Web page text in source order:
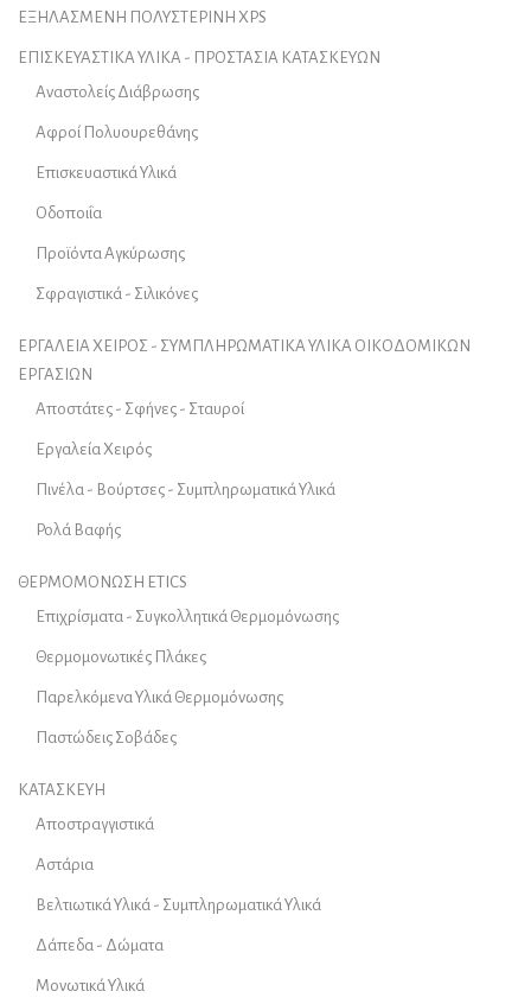
ΕΞΗΛΑΣΜΕΝΗ ΠΟΛΥΣΤΕΡΙΝΗ XPS
ΕΠΙΣΚΕΥΑΣΤΙΚΑ ΥΛΙΚΑ - ΠΡΟΣΤΑΣΙΑ ΚΑΤΑΣΚΕΥΩΝ
Αναστολείς Διάβρωσης
Αφροί Πολυουρεθάνης
Επισκευαστικά Υλικά
Οδοποιΐα
Προϊόντα Αγκύρωσης
Σφραγιστικά - Σιλικόνες
ΕΡΓΑΛΕΙΑ ΧΕΙΡΟΣ - ΣΥΜΠΛΗΡΩΜΑΤΙΚΑ ΥΛΙΚΑ ΟΙΚΟΔΟΜΙΚΩΝ
ΕΡΓΑΣΙΩΝ
Αποστάτες - Σφήνες - Σταυροί
Εργαλεία Χειρός
Πινέλα - Βούρτσες - Συμπληρωματικά Υλικά
Ρολά Βαφής
ΘΕΡΜΟΜΟΝΩΣΗ ETICS
Επιχρίσματα - Συγκολλητικά Θερμομόνωσης
Θερμομονωτικές Πλάκες
Παρελκόμενα Υλικά Θερμομόνωσης
Παστώδεις Σοβάδες
ΚΑΤΑΣΚΕΥΗ
Αποστραγγιστικά
Αστάρια
Βελτιωτικά Υλικά - Συμπληρωματικά Υλικά
Δάπεδα - Δώματα
Μονωτικά Υλικά